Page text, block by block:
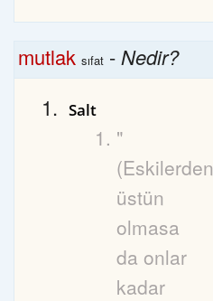
mutlak sıfat -Nedir?
Salt
"
(Eskilerden
üstün
olmasa
da onlar
kadar